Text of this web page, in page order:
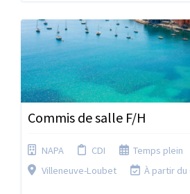
Commis de salle F/H
NAPA CDI
Temps plein
Villeneuve-Loubet
À partir du